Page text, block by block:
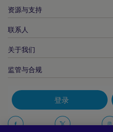
实时支付
发布
付款方式
APM
欺诈与风险管理
拒付解决方案
企业对企业
金融服务
政府付款
旅行与交通
独立软件供货商
加密货币平台与兑换
市场
API 参考文件
文件资料中心
与我们合作
合作伙伴产品和解决方案
技术合作伙伴
合作伙伴 DNA
合作伙伴见解
资源与支持
客户支持
商家资源
行业报告
联系人
商户销售咨询
首席执行官办公室
公司信息
推荐商户计划
关于我们
业务概况
案例研究
博客
监管与合规
无障碍声明
反现代奴隶制报告（英国）
反现代奴隶制报告（加拿大）
登录